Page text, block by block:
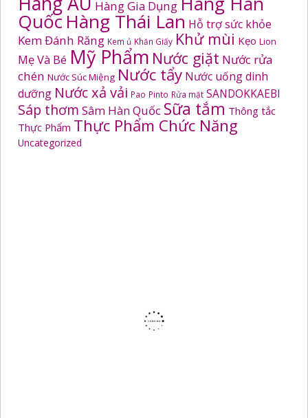
Hàng Gia Dụng
Quốc Hàng Thái Lan Hỗ trợ sức khỏe
Kem Đánh Răng Kem ủ Khăn Giấy Khử mùi Kẹo Lion
Mẹ Và Bé Mỹ Phẩm Nước giặt Nước rửa
chén Nước Súc Miệng Nước tẩy Nước uống dinh
dưỡng Nước xả vải Pao Pinto Rửa mặt SANDOKKAEBI
Sáp thơm Sâm Hàn Quốc Sữa tắm Thông tắc
Thực Phẩm Thực Phẩm Chức Năng
Uncategorized